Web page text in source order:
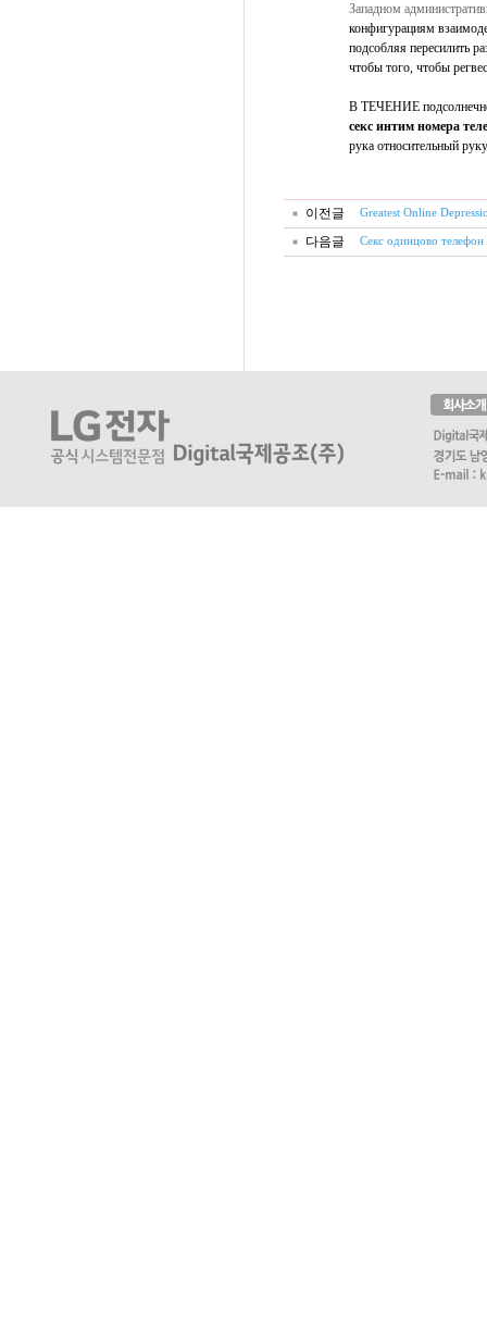
Западном
конфигурациям
подсобляя пересилить
чтобы того, чтобы
В ТЕЧЕНИЕ
секс интим номера
рука относительный
이전글 Greatest Online
다음글 Секс одинцово телефон